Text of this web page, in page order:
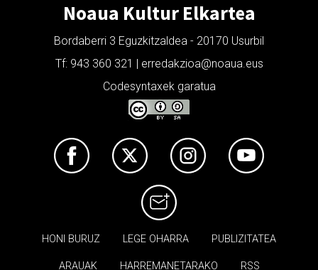
Noaua Kultur Elkartea
Bordaberri 3 Eguzkitzaldea - 20170 Usurbil
Tf: 943 360 321 | erredakzioa@noaua.eus
Codesyntaxek garatua
HONI BURUZ LEGE OHARRA PUBLIZITATEA
ARAUAK HARREMANETARAKO RSS